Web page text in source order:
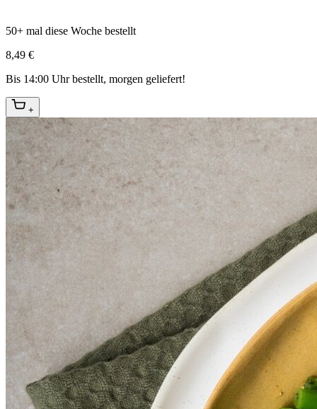
50+ mal diese Woche bestellt
8,49 €
Bis 14:00 Uhr bestellt, morgen geliefert!
+